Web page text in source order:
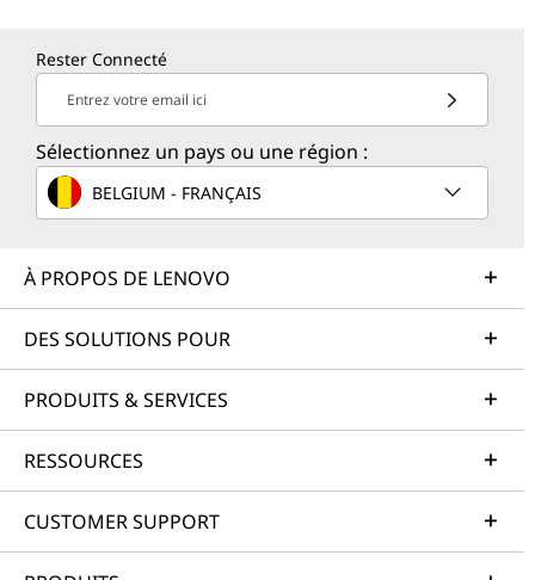
Rester Connecté
Entrez votre email ici
Sélectionnez un pays ou une région :
BELGIUM - FRANÇAIS
À PROPOS DE LENOVO
DES SOLUTIONS POUR
PRODUITS & SERVICES
RESSOURCES
CUSTOMER SUPPORT